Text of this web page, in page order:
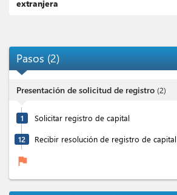
extranjera
Pasos (2)
Presentación de solicitud de registro (2)
1 Solicitar registro de capital
12 Recibir resolución de registro de capital
flag